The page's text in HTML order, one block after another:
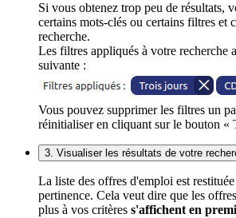
Si vous obtenez trop peu de résultats,
certains mots-clés ou certains filtres et
recherche.
Les filtres appliqués à votre recherche
suivante :
Vous pouvez supprimer les filtres un
réinitialiser en cliquant sur le bouton «
3. Visualiser les résultats de votre
La liste des offres d'emploi est
pertinence. Cela veut dire que les
plus à vos critères s'affichent en